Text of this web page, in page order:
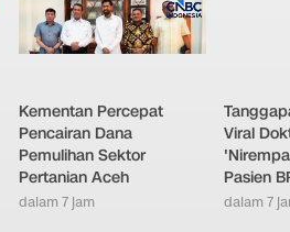
Kementan Percepat
Pencairan Dana
Pemulihan Sektor
Pertanian Aceh
dalam 7 jam
Viral
Pasien
dalam 7